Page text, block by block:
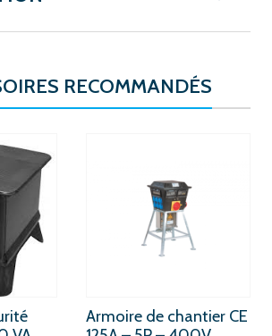
RECOMMANDÉS
Armoire de chantier CE